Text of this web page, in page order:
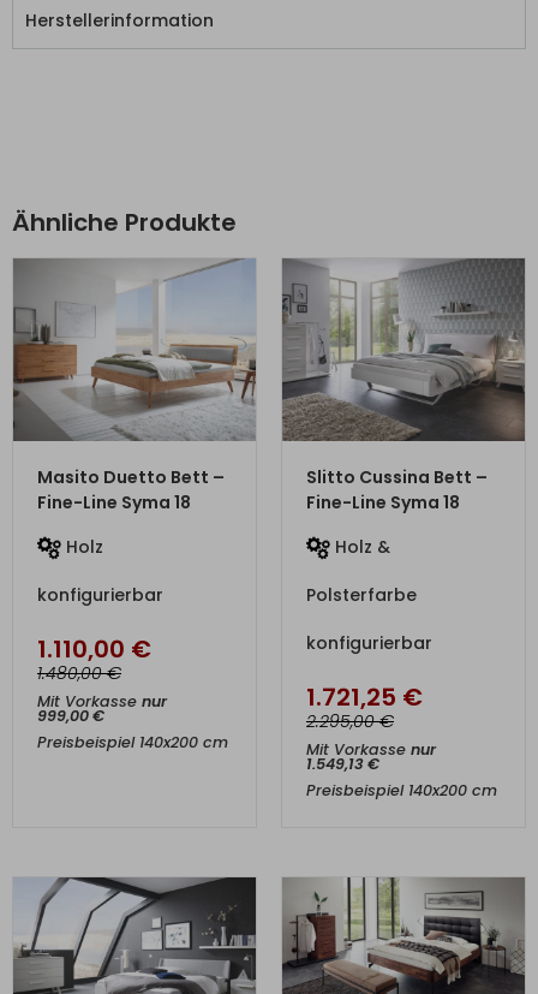
Herstellerinformation
Ähnliche Produkte
ZUM PRODUKT
Masito Duetto Bett –
Fine-Line Syma 18
Holz
konfigurierbar
1.110,00 €
1.480,00€
Mit Vorkasse nur
999,00€
Preisbeispiel 140x200 cm
ZUM PRODUKT
Slitto Cussina Bett –
Fine-Line Syma 18
Holz &
Polsterfarbe
konfigurierbar
1.721,25 €
2.295,00€
Mit Vorkasse nur
1.549,13€
Preisbeispiel 140x200 cm